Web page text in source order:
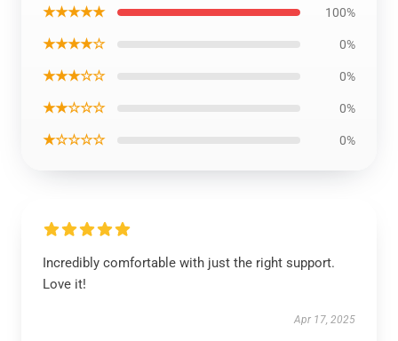
★★★★★ 100%
★★★★☆ 0%
★★★☆☆ 0%
★★☆☆☆ 0%
★☆☆☆☆ 0%
Incredibly comfortable with just the right support.
Love it!
Apr 17, 2025